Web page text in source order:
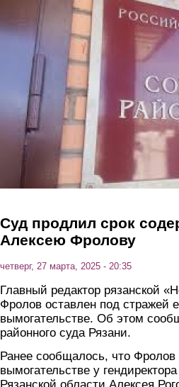
Перейти к основному содержанию
Суд продлил срок
Алексею Фролову
четверг, 27 марта, 2025 - 20:35
Главный редактор рязанской
Фролов оставлен под стражей
вымогательстве. Об этом
районного суда Рязани.
Ранее сообщалось, что Фролов
вымогательстве у